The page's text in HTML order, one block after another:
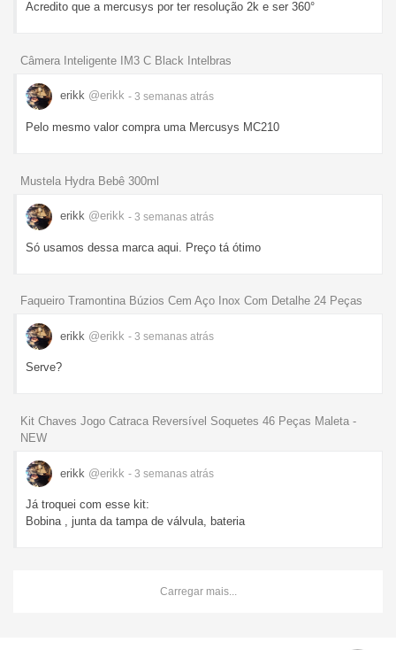
Acredito que a mercusys por ter resolução 2k e ser 360°
Câmera Inteligente IM3 C Black Intelbras
erikk @erikk - 3 semanas atrás
Pelo mesmo valor compra uma Mercusys MC210
Mustela Hydra Bebê 300ml
erikk @erikk - 3 semanas atrás
Só usamos dessa marca aqui. Preço tá ótimo
Faqueiro Tramontina Búzios Cem Aço Inox Com Detalhe 24 Peças
erikk @erikk - 3 semanas atrás
Serve?
Kit Chaves Jogo Catraca Reversível Soquetes 46 Peças Maleta -
NEW
erikk @erikk - 3 semanas atrás
Já troquei com esse kit:
Bobina , junta da tampa de válvula, bateria
Carregar mais...